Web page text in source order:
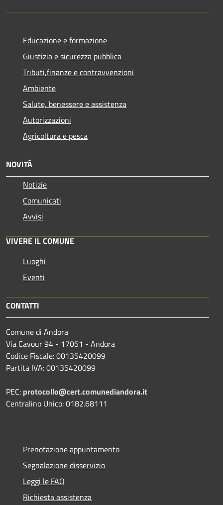
Educazione e formazione
Giustizia e sicurezza pubblica
Tributi,finanze e contravvenzioni
Ambiente
Salute, benessere e assistenza
Autorizzazioni
Agricoltura e pesca
NOVITÀ
Notizie
Comunicati
Avvisi
VIVERE IL COMUNE
Luoghi
Eventi
CONTATTI
Comune di Andora
Via Cavour 94 - 17051 - Andora
Codice Fiscale: 00135420099
Partita IVA: 00135420099
PEC: protocollo@cert.comunediandora.it
Centralino Unico: 0182.68111
Prenotazione appuntamento
Segnalazione disservizio
Leggi le FAQ
Richiesta assistenza